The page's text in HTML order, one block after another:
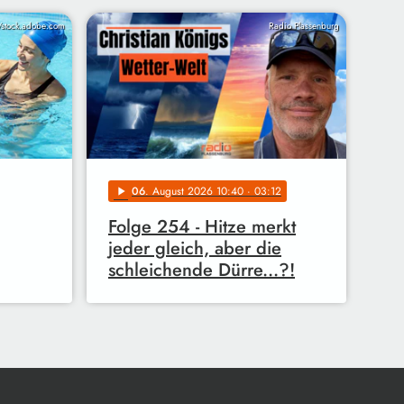
Radio Plassenburg
play_arrow 06. August 2026 10:40 · 03:12
Folge 254 - Hitze merkt
jeder gleich, aber die
schleichende Dürre...?!